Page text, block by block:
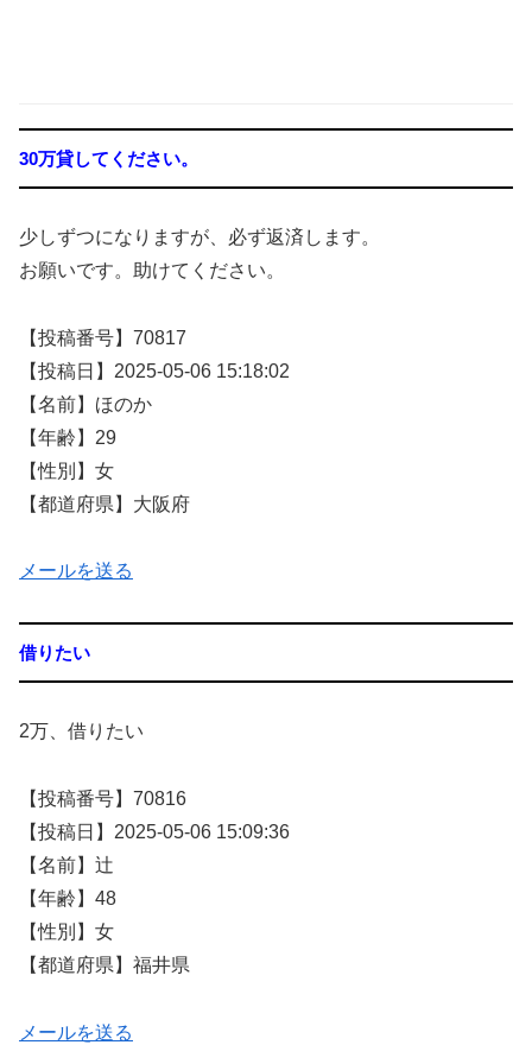
30万貸してください。
少しずつになりますが、必ず返済します。
お願いです。助けてください。
【投稿番号】70817
【投稿日】2025-05-06 15:18:02
【名前】ほのか
【年齢】29
【性別】女
【都道府県】大阪府
メールを送る
借りたい
2万、借りたい
【投稿番号】70816
【投稿日】2025-05-06 15:09:36
【名前】辻
【年齢】48
【性別】女
【都道府県】福井県
メールを送る